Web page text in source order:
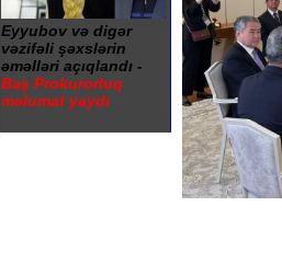
Eyyubov və digər
vəzifəli şəxslərin
əməlləri açıqlandı -
Baş Prokurorluq
məlumat yaydı